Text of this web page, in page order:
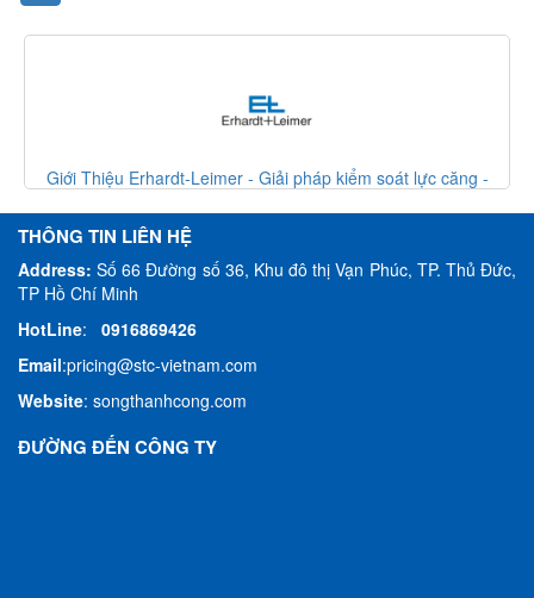
kiểm soát lực căng -
Giới Thiệu Erhardt-Leimer - Giải pháp
THÔNG TIN LIÊN HỆ
Address:Số 66 Đường số 36, Khu đô thị Vạn Phúc, TP. Thủ Đức,
TP Hồ Chí Minh
HotLine: 0916869426
Email:pricing@stc-vietnam.com
Website: songthanhcong.com
ĐƯỜNG ĐẾN CÔNG TY